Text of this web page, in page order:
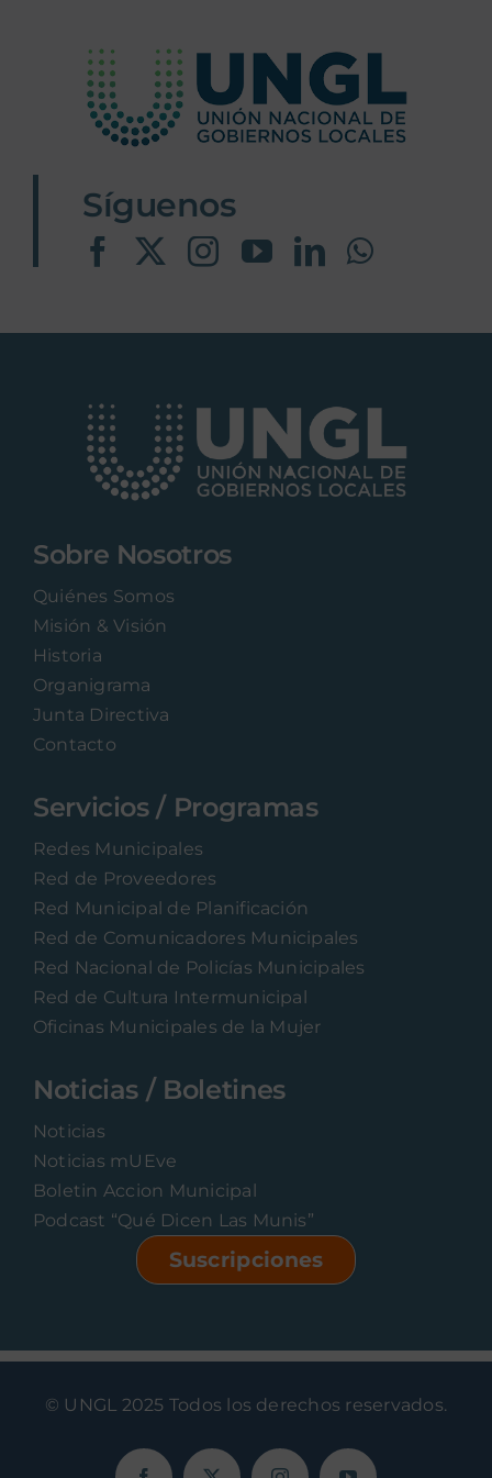
Síguenos
Sobre Nosotros
Quiénes Somos
Misión & Visión
Historia
Organigrama
Junta Directiva
Contacto
Servicios / Programas
Redes Municipales
Red de Proveedores
Red Municipal de Planificación
Red de Comunicadores Municipales
Red Nacional de Policías Municipales
Red de Cultura Intermunicipal
Oficinas Municipales de la Mujer
Noticias / Boletines
Noticias
Noticias mUEve
Boletin Accion Municipal
Podcast “Qué Dicen Las Munis”
Suscripciones
© UNGL 2025 Todos los derechos reservados.